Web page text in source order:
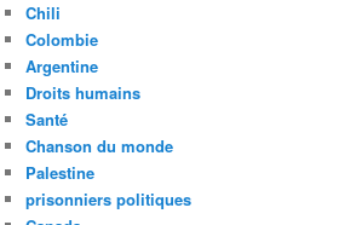
Chili
Colombie
Argentine
Droits humains
Santé
Chanson du monde
Palestine
prisonniers politiques